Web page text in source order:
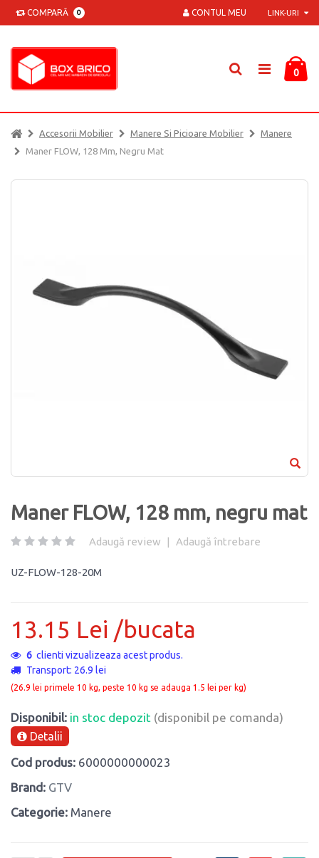
COMPARĂ 0 LINK-URI
CONTUL MEU
0
Accesorii Mobilier Manere Si Picioare Mobilier
Manere
Maner FLOW, 128 Mm, Negru Mat
Maner FLOW, 128 mm, negru mat
Adaugă review | Adaugă întrebare
UZ-FLOW-128-20M
13.15 Lei /bucata
6 clienti vizualizeaza acest produs.
Transport: 26.9 lei
(26.9 lei primele 10 kg, peste 10 kg se adauga 1.5 lei per kg)
Disponibil: in stoc depozit (disponibil pe comanda)
Detalii
Cod produs: 6000000000023
Brand: GTV
Categorie: Manere